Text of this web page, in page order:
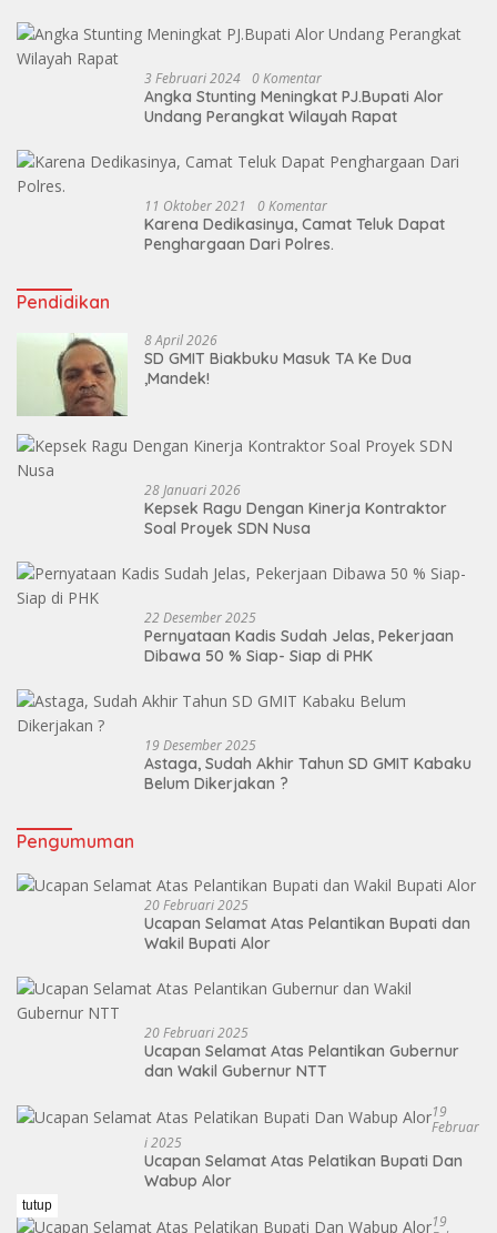
3 Februari 2024 0 Komentar
Angka Stunting Meningkat PJ.Bupati Alor
Undang Perangkat Wilayah Rapat
11 Oktober 2021 0 Komentar
Karena Dedikasinya, Camat Teluk Dapat
Penghargaan Dari Polres.
Pendidikan
8 April 2026
SD GMIT Biakbuku Masuk TA Ke Dua
,Mandek!
28 Januari 2026
Kepsek Ragu Dengan Kinerja Kontraktor
Soal Proyek SDN Nusa
22 Desember 2025
Pernyataan Kadis Sudah Jelas, Pekerjaan
Dibawa 50 % Siap- Siap di PHK
19 Desember 2025
Astaga, Sudah Akhir Tahun SD GMIT Kabaku
Belum Dikerjakan ?
Pengumuman
20 Februari 2025
Ucapan Selamat Atas Pelantikan Bupati dan
Wakil Bupati Alor
20 Februari 2025
Ucapan Selamat Atas Pelantikan Gubernur
dan Wakil Gubernur NTT
19
Februar
I 2025
Ucapan Selamat Atas Pelatikan Bupati Dan
Wabup Alor
19
tutup